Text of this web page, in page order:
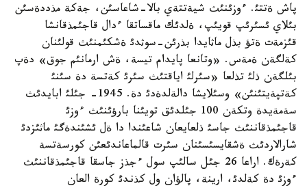
پاش ةتتئ. ءوزئنئث شيةتتةي بالا-شاعاسئن، جةكة مذددةسئن
بئلاي ئسئرئپ قويئپ، ةلدئك ماقساتقا ءدال قاجئمذقانشا
قئزمةت ةتؤ بذل ماثايدا بذرئن-سوثدئ ةشكئمنئث قولئنان
كةلگةن ةمةس. «وتانعا پايدام تيسة، ةش ارمانئم جوق» دةپ
بئلگةن ذلئ تذلعا «سئرلئ اياقتئث سئرئ كةتسة دة سئنئ
كةتپةيتئنئن» وسئلايشا دالةلدةدئ دة. 1945- جئلئ ابايدئث
سةمةيدة وتكةن 100 جئلدئق تويئنا بارؤئنئث ءوزئ
قاجئمذقاننئث جاسئ ذلعايعان شاعئندا دا ةل ئشئندةگئ ماثئزدئ
شارالاردئث ةشقايسئسئنان سئرت قالماعاندئعئن كورسةتسة
كةرةك. اراعا 26 جئل سالئپ سول ءجذز جاسقا قاجئمذقاننئث
ءوزئ دة كةلدئ، ارينة، پالؤان ول كذندئ كورة العان